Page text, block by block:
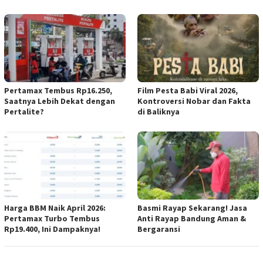
Pertamax Tembus Rp16.250,
Saatnya Lebih Dekat dengan
Pertalite?
Film Pesta Babi Viral 2026,
Kontroversi Nobar dan Fakta
di Baliknya
Harga BBM Naik April 2026:
Pertamax Turbo Tembus
Rp19.400, Ini Dampaknya!
Basmi Rayap Sekarang! Jasa
Anti Rayap Bandung Aman &
Bergaransi